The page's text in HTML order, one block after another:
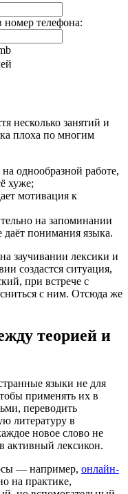
номер телефона:
несколько занятий и
плоха по многим
однообразной работе,
хуже;
мотивация к
на запоминании
понимания языка.
заучивании лексики и
создастся ситуация,
при встрече с
с ним. Отсюда же
теорией и
языки не для
применять их в
переводить
литературу в
новое слово не
активный лексикон.
— например, онлайн-
на практике,